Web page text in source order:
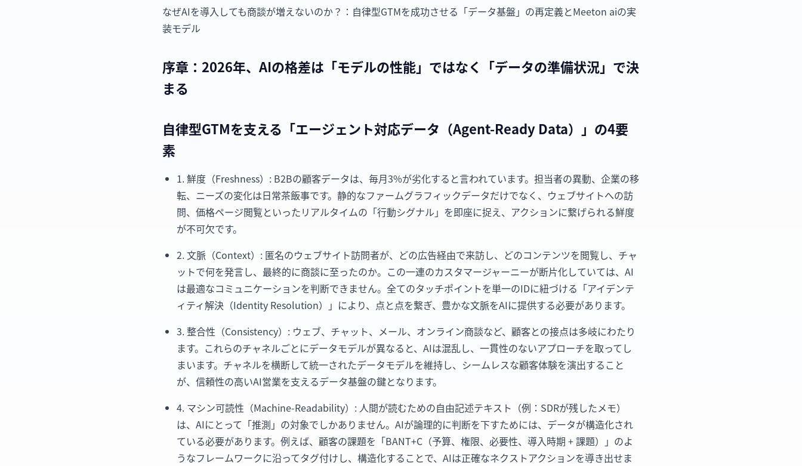
なぜAIを導入しても商談が増えないのか？：自律型GTMを成功させる「データ基盤」の再定義とMeeton aiの実
装モデル
序章：2026年、AIの格差は「モデルの性能」ではなく「データの準備状況」で決
まる
自律型GTMを支える「エージェント対応データ（Agent-Ready Data）」の4要
素
1. 鮮度（Freshness）: B2Bの顧客データは、毎月3%が劣化すると言われています。担当者の異動、企業の移
転、ニーズの変化は日常茶飯事です。静的なファームグラフィックデータだけでなく、ウェブサイトへの訪
問、価格ページ閲覧といったリアルタイムの「行動シグナル」を即座に捉え、アクションに繋げられる鮮度
が不可欠です。
2. 文脈（Context）: 匿名のウェブサイト訪問者が、どの広告経由で来訪し、どのコンテンツを閲覧し、チャ
ットで何を発言し、最終的に商談に至ったのか。この一連のカスタマージャーニーが断片化していては、AI
は最適なコミュニケーションを判断できません。全てのタッチポイントを単一のIDに紐づける「アイデンテ
ィティ解決（Identity Resolution）」により、点と点を繋ぎ、豊かな文脈をAIに提供する必要があります。
3. 整合性（Consistency）: ウェブ、チャット、メール、オンライン商談など、顧客との接点は多岐にわたり
ます。これらのチャネルごとにデータモデルが異なると、AIは混乱し、一貫性のないアプローチを取ってし
まいます。チャネルを横断して統一されたデータモデルを維持し、シームレスな顧客体験を演出すること
が、信頼性の高いAI営業を支えるデータ基盤の鍵となります。
4. マシン可読性（Machine-Readability）: 人間が読むための自由記述テキスト（例：SDRが残したメモ）
は、AIにとって「推測」の対象でしかありません。AIが論理的に判断を下すためには、データが構造化され
ている必要があります。例えば、顧客の課題を「BANT+C（予算、権限、必要性、導入時期 + 課題）」のよ
うなフレームワークに沿ってタグ付けし、構造化することで、AIは正確なネクストアクションを導き出せま